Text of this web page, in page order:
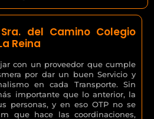
del Camino Colegio
Reina
con un proveedor que cumple
por dar un buen Servicio y
en cada Transporte. Sin
importante que lo anterior, la
personas, y en eso OTP no se
que hace las coordinaciones,